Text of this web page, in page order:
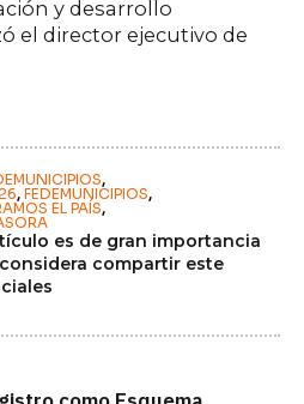
y desarrollo
el director ejecutivo de
FEDEMUNICIPIOS
EL PAÍS
es de gran importancia
compartir este